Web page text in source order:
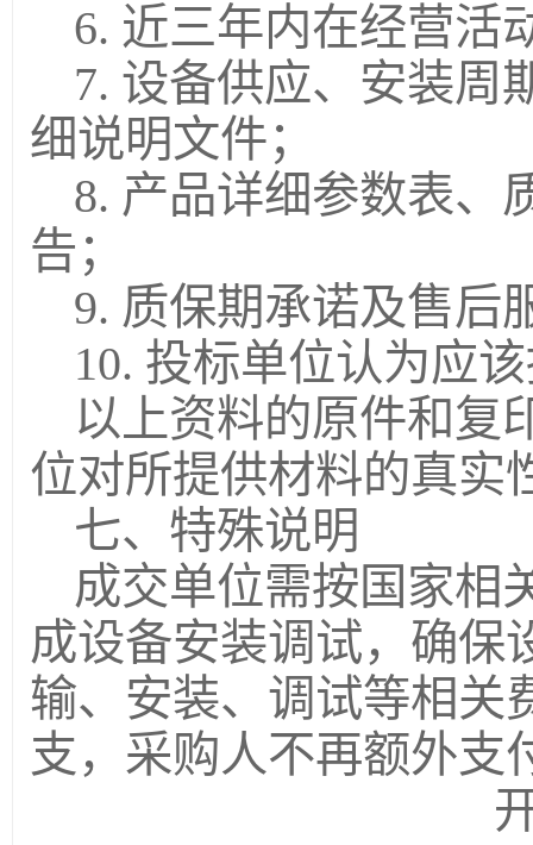
6. 近三年内在经营活
7. 设备供应、安装周
细说明文件；
8. 产品详细参数表、
告；
9. 质保期承诺及售后
10. 投标单位认为应
以上资料的原件和复
位对所提供材料的真实
七、特殊说明
成交单位需按国家相
成设备安装调试，确保
输、安装、调试等相关
支，采购人不再额外支